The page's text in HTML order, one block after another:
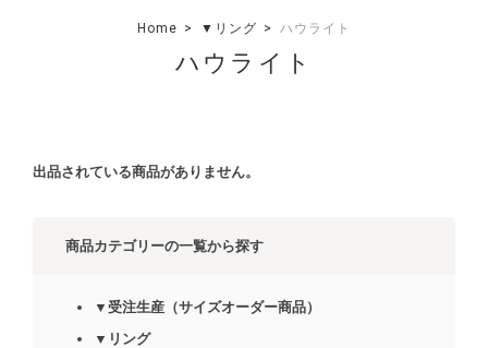
Home ▼リング ハウライト
ハウライト
出品されている商品がありません。
商品カテゴリーの一覧から探す
▼受注生産（サイズオーダー商品）
▼リング